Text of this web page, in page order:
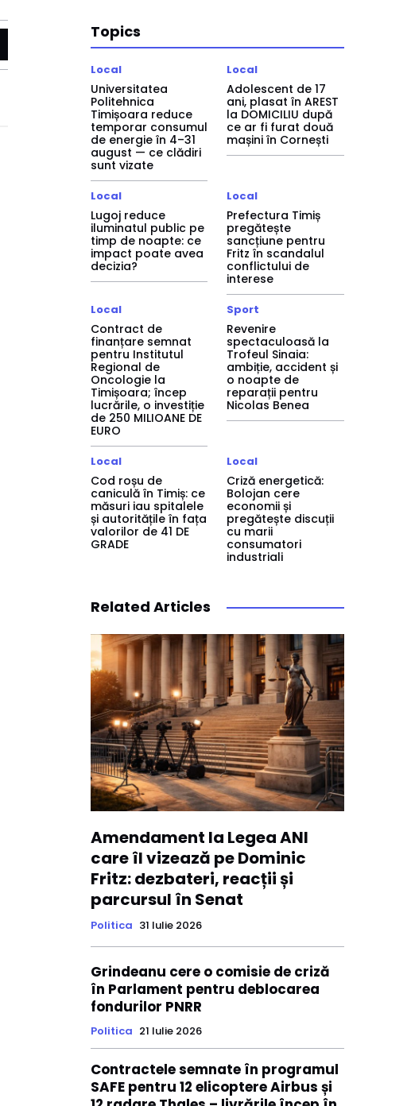
Topics
Local
Universitatea
Politehnica
Timișoara reduce
temporar consumul
de energie în 4–31
august — ce clădiri
sunt vizate
Local
Adolescent de 17
ani, plasat în AREST
la DOMICILIU după
ce ar fi furat două
mașini în Cornești
Local
Lugoj reduce
iluminatul public pe
timp de noapte: ce
impact poate avea
decizia?
Local
Prefectura Timiș
pregătește
sancțiune pentru
Fritz în scandalul
conflictului de
interese
Local
Contract de
finanțare semnat
pentru Institutul
Regional de
Oncologie la
Timișoara; încep
lucrările, o investiție
de 250 MILIOANE DE
EURO
Sport
Revenire
spectaculoasă la
Trofeul Sinaia:
ambiție, accident și
o noapte de
reparații pentru
Nicolas Benea
Local
Cod roșu de
caniculă în Timiș: ce
măsuri iau spitalele
și autoritățile în fața
valorilor de 41 DE
GRADE
Local
Criză energetică:
Bolojan cere
economii și
pregătește discuții
cu marii
consumatori
industriali
Related Articles
Amendament la Legea ANI
care îl vizează pe Dominic
Fritz: dezbateri, reacții și
parcursul în Senat
Politica 31 Iulie 2026
Grindeanu cere o comisie de criză
în Parlament pentru deblocarea
fondurilor PNRR
Politica 21 Iulie 2026
Contractele semnate în programul
SAFE pentru 12 elicoptere Airbus și